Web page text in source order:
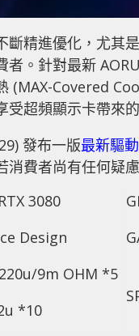
斷精進優化，尤其
。針對最新
(MAX-Covered
超頻顯示卡帶來
發布一版最新驅
費者尚有任何疑
3080
Design
220u/9m OHM *5
*10